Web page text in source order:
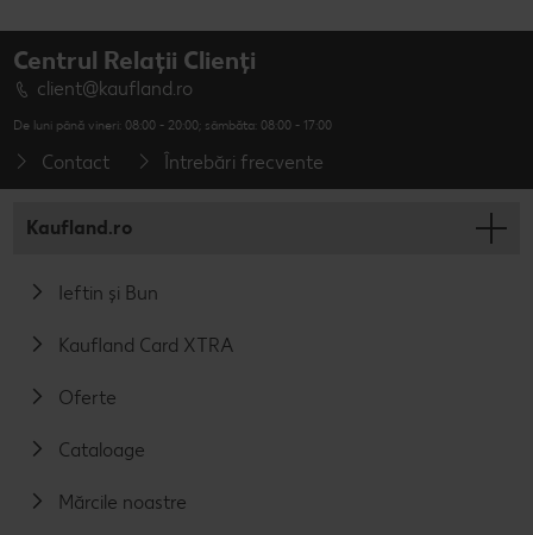
Centrul Relații Clienți
client@kaufland.ro
De luni până vineri: 08:00 - 20:00; sâmbăta: 08:00 - 17:00
Contact Întrebări frecvente
Kaufland.ro
Ieftin și Bun
Kaufland Card XTRA
Oferte
Cataloage
Mărcile noastre